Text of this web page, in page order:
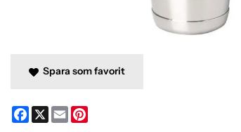
Spara som favorit
Facebook
X Email